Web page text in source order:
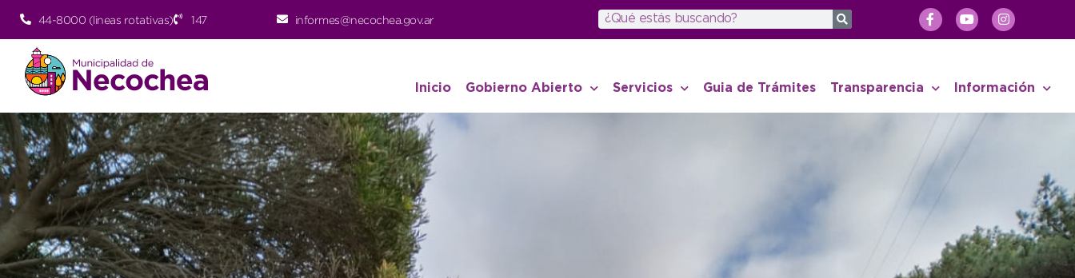
44-8000 (lineas rotativas) 147 informes@necochea.gov.ar
Inicio Gobierno Abierto Servicios Guia de Trámites Transparencia Información